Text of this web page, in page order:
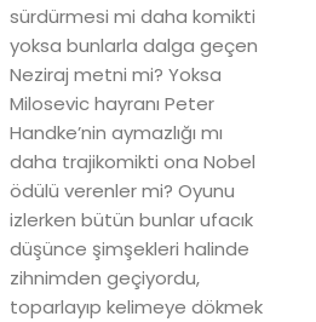
sürdürmesi mi daha komikti
yoksa bunlarla dalga geçen
Neziraj metni mi? Yoksa
Milosevic hayranı Peter
Handke’nin aymazlığı mı
daha trajikomikti ona Nobel
ödülü verenler mi? Oyunu
izlerken bütün bunlar ufacık
düşünce şimşekleri halinde
zihnimden geçiyordu,
toparlayıp kelimeye dökmek